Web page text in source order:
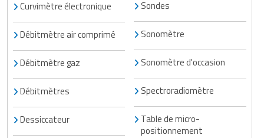
Curvimètre électronique
Débitmètre air comprimé
Débitmètre gaz
Débitmètres
Dessiccateur
Sondes
Sonomètre
Sonomètre d'occasion
Spectroradiomètre
Table de micro-
positionnement